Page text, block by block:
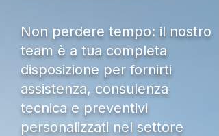
Non perdere tempo: il nostro
team è a tua completa
disposizione per fornirti
assistenza, consulenza
tecnica e preventivi
personalizzati nel settore